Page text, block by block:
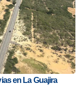
en La Guajira